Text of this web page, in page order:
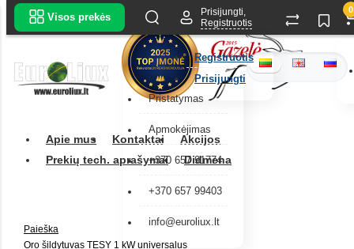
Pristatymas
Apmokėjimas
+370 657 91774
+370 657 99403
info@euroliux.lt
Apie mus Kontaktai
Akcijos
Prekių tech. aprašymai
Didmena
Visos prekės
Prisijungti,
Registruotis
Registruotis
Prisijungti
0
Paieška
Oro šildytuvas TESY 1 kW universalus